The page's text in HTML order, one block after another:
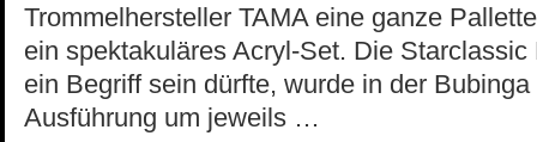
Trommelhersteller TAMA eine ganze
ein spektakuläres Acryl-Set. Die
ein Begriff sein dürfte, wurde in der
Ausführung um jeweils …